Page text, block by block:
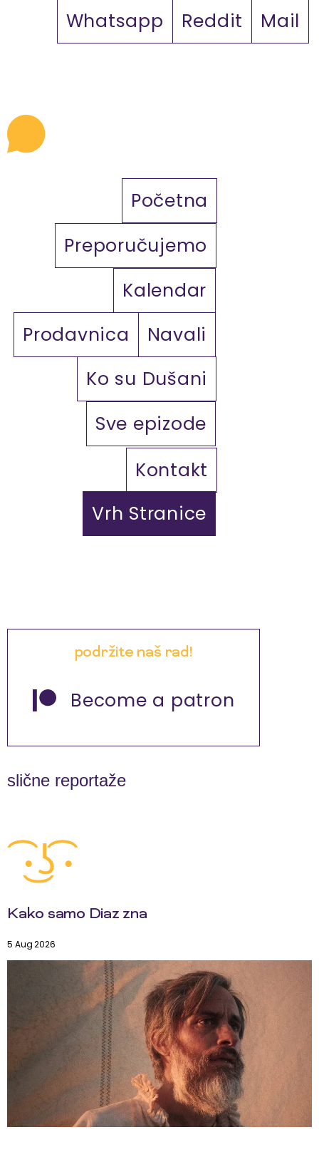
Whatsapp Reddit Mail
Početna
Preporučujemo
Kalendar
Prodavnica
Navali
Ko su Dušani
Sve epizode
Kontakt
Vrh Stranice
podržite naš rad!
Become a patron
slične reportaže
Kako samo Diaz zna
5 Aug 2026